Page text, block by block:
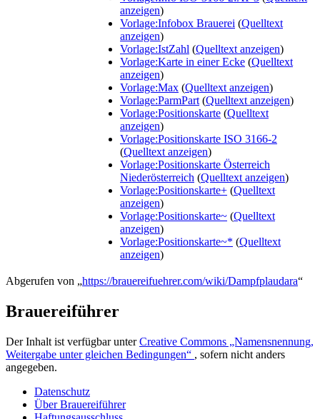
anzeigen)
Vorlage:Infobox Brauerei (Quelltext
anzeigen)
Vorlage:IstZahl (Quelltext anzeigen)
Vorlage:Karte in einer Ecke (Quelltext
anzeigen)
Vorlage:Max (Quelltext anzeigen)
Vorlage:ParmPart (Quelltext anzeigen)
Vorlage:Positionskarte (Quelltext
anzeigen)
Vorlage:Positionskarte ISO 3166-2
(Quelltext anzeigen)
Vorlage:Positionskarte Österreich
Niederösterreich (Quelltext anzeigen)
Vorlage:Positionskarte+ (Quelltext
anzeigen)
Vorlage:Positionskarte~ (Quelltext
anzeigen)
Vorlage:Positionskarte~* (Quelltext
anzeigen)
Abgerufen von „https://brauereifuehrer.com/wiki/Dampfplaudara“
Brauereiführer
Der Inhalt ist verfügbar unterCreative Commons „Namensnennung,
Weitergabe unter gleichen Bedingungen“ , sofern nicht anders
angegeben.
Datenschutz
Über Brauereiführer